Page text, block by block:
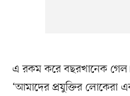
এ রকম করে বছরখানেক
‘আমাদের প্রযুক্তির লোকেরা